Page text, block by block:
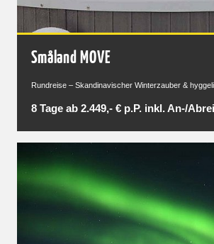
Småland MOVE
Rundreise – Skandinavischer Winterzauber &
8 Tage ab 2.449,- € p.P. inkl. An-/